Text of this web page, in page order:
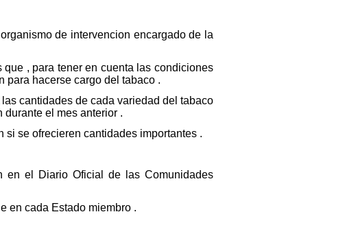
de intervencion encargado de la
, para tener en cuenta las condiciones
para hacerse cargo del tabaco .
cantidades de cada variedad del tabaco
el mes anterior .
si se ofrecieren cantidades importantes .
en el Diario Oficial de las Comunidades
en cada Estado miembro .